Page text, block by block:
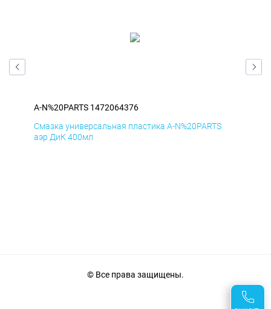
A-N%20PARTS 1472064376
Смазка универсальная пластика A-N%20PARTS
аэр ДиК 400мл
© Все права защищены.